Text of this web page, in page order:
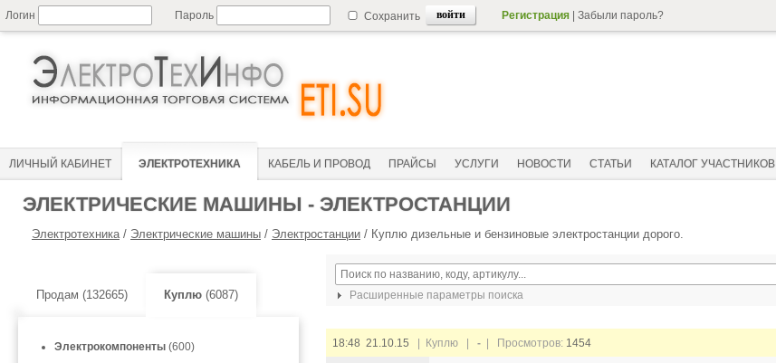
Логин Пароль Сохранить Регистрация Забыли пароль?
ЛИЧНЫЙ КАБИНЕТ ЭЛЕКТРОТЕХНИКА КАБЕЛЬ И ПРОВОД ПРАЙСЫ УСЛУГИ НОВОСТИ СТАТЬИ КАТАЛОГ УЧАСТНИКОВ
ЭЛЕКТРИЧЕСКИЕ МАШИНЫ - ЭЛЕКТРОСТАНЦИИ
Электротехника/ Электрические машины / Электростанции / Куплю дизельные и бензиновые электростанции дорого.
Продам (132665) Куплю (6087)
Электрокомпоненты (600)
Расширенные параметры поиска
18:48 21.10.15 | Куплю | - | Просмотров: 1454